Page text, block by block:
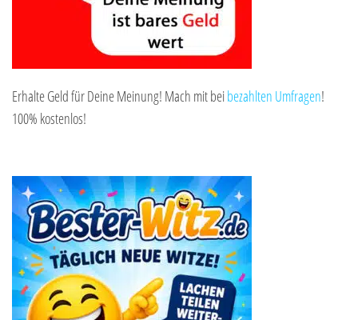
Erhalte Geld für Deine Meinung! Mach mit beibezahlten Umfragen!
100% kostenlos!